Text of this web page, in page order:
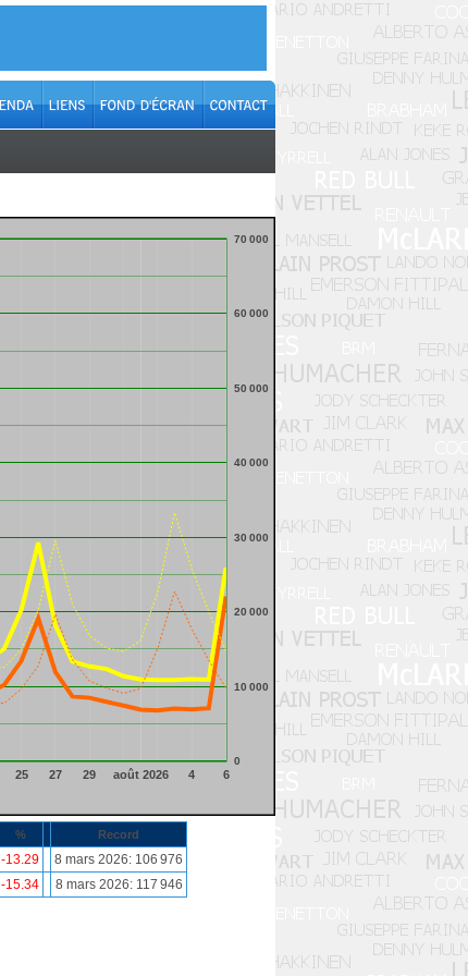
août 2026
25 27 29 4 6
0
10 000
20 000
30 000
40 000
50 000
60 000
70 000
% Record
-13.29
8 mars 2026: 106 976
-15.34 8 mars 2026: 117 946